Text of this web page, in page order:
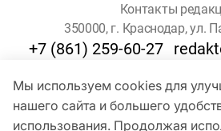
Мы используем cookies для
нашего сайта и большего
использования. Продолжая
Контакты
350000, г. Краснодар, ул.
+7 (861) 259-60-27
Для пользователей
© Кубанские